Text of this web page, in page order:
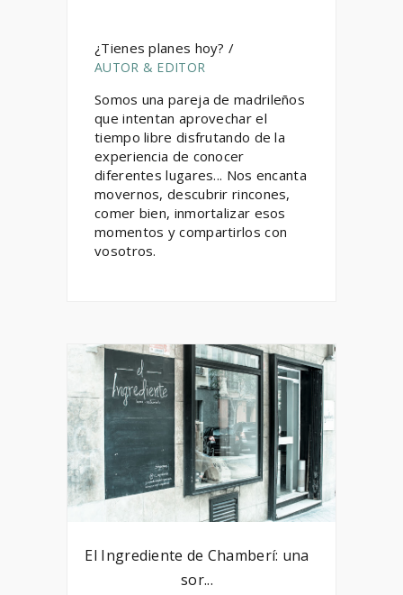
¿Tienes planes hoy? /
AUTOR & EDITOR
Somos una pareja de madrileños
que intentan aprovechar el
tiempo libre disfrutando de la
experiencia de conocer
diferentes lugares... Nos encanta
movernos, descubrir rincones,
comer bien, inmortalizar esos
momentos y compartirlos con
vosotros.
El Ingrediente de Chamberí: una
sor...